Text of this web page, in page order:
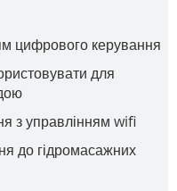
цифрового керування
для
з управлінням wifi
до гідромасажних